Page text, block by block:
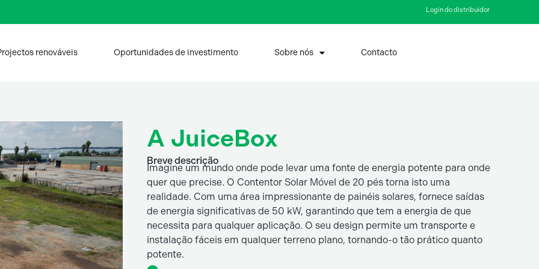
Login do distribuidor
renováveis Oportunidades de investimento Sobre nós Contacto
A JuiceBox
Breve descrição
Imagine um mundo onde pode levar uma fonte de energia potente para onde
quer que precise. O Contentor Solar Móvel de 20 pés torna isto uma
realidade. Com uma área impressionante de painéis solares, fornece saídas
de energia significativas de 50 kW, garantindo que tem a energia de que
necessita para qualquer aplicação. O seu design permite um transporte e
instalação fáceis em qualquer terreno plano, tornando-o tão prático quanto
potente.